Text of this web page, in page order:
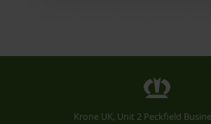
Krone UK, Unit 2 Peckfield